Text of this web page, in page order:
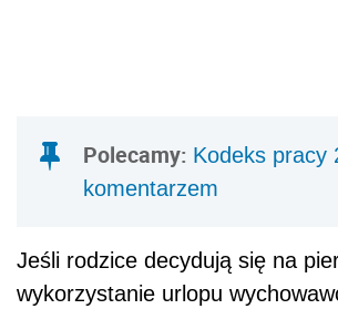
Polecamy: Kodeks pracy
komentarzem
Jeśli rodzice decydują się na
wykorzystanie urlopu